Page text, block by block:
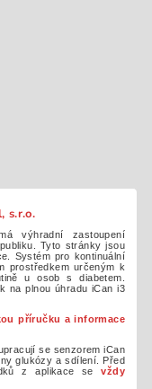
s.r.o.
výhradní zastoupení
Tyto stránky jsou
Systém pro kontinuální
prostředkem určeným k
u osob s diabetem.
na plnou úhradu iCan i3
příručku a informace
se senzorem iCan
glukózy a sdílení. Před
z aplikace sevždy